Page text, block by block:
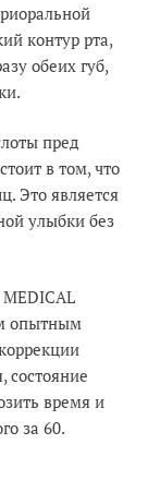
контур рта,
обеих губ,
пред
в том, что
Это является
улыбки без
опытным
состояние
время и
за 60.